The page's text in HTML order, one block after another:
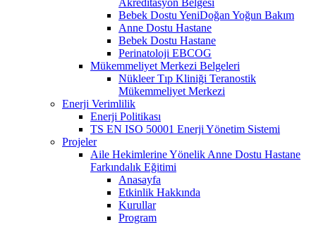
Bebek Dostu YeniDoğan Yoğun Bakım
Anne Dostu Hastane
Bebek Dostu Hastane
Perinatoloji EBCOG
Mükemmeliyet Merkezi Belgeleri
Nükleer Tıp Kliniği Teranostik
Mükemmeliyet Merkezi
Enerji Verimlilik
Enerji Politikası
TS EN ISO 50001 Enerji Yönetim Sistemi
Projeler
Aile Hekimlerine Yönelik Anne Dostu Hastane
Farkındalık Eğitimi
Anasayfa
Etkinlik Hakkında
Kurullar
Program